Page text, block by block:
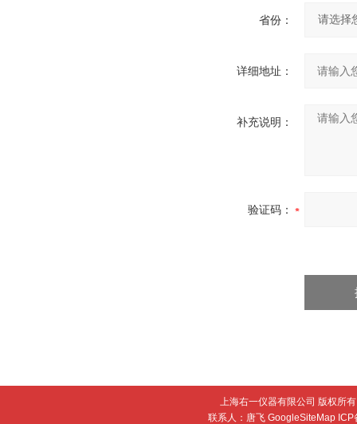
省份：
详细地址：
补充说明：
验证码：
上海右一仪器有限公司 版权所
联系人：唐飞GoogleSiteMap